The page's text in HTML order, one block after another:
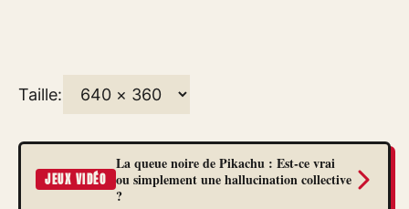
Taille:
JEUX VIDÉO
La queue noire de Pikachu : Est-ce vrai
ou simplement une hallucination collective
?